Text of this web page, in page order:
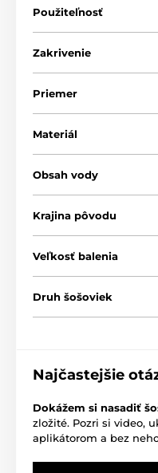
Použiteľnosť
Zakrivenie
Priemer
Materiál
Obsah vody
Krajina pôvodu
Veľkosť balenia
Druh šošoviek
Najčastejšie
Dokážem si nasadiť
zložité. Pozri si video,
aplikátorom a bez